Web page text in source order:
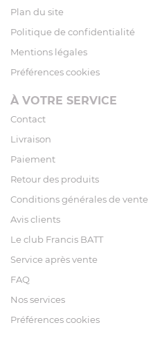
Plan du site
Politique de confidentialité
Mentions légales
Préférences cookies
À VOTRE SERVICE
Contact
Livraison
Paiement
Retour des produits
Conditions générales de vente
Avis clients
Le club Francis BATT
Service après vente
FAQ
Nos services
Préférences cookies